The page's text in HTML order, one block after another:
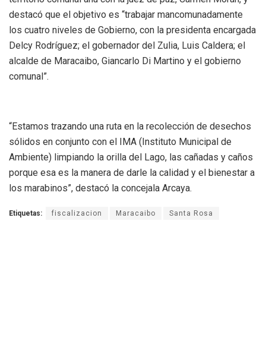
destacó que el objetivo es “trabajar mancomunadamente
los cuatro niveles de Gobierno, con la presidenta encargada
Delcy Rodríguez; el gobernador del Zulia, Luis Caldera; el
alcalde de Maracaibo, Giancarlo Di Martino y el gobierno
comunal”.
“Estamos trazando una ruta en la recolección de desechos
sólidos en conjunto con el IMA (Instituto Municipal de
Ambiente) limpiando la orilla del Lago, las cañadas y caños
porque esa es la manera de darle la calidad y el bienestar a
los marabinos”, destacó la concejala Arcaya.
Etiquetas: fiscalizacion Maracaibo Santa Rosa